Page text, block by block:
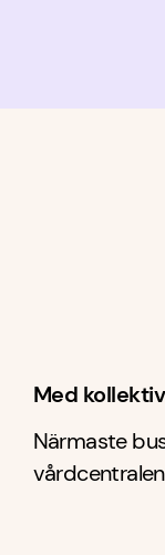
Med
Närmaste